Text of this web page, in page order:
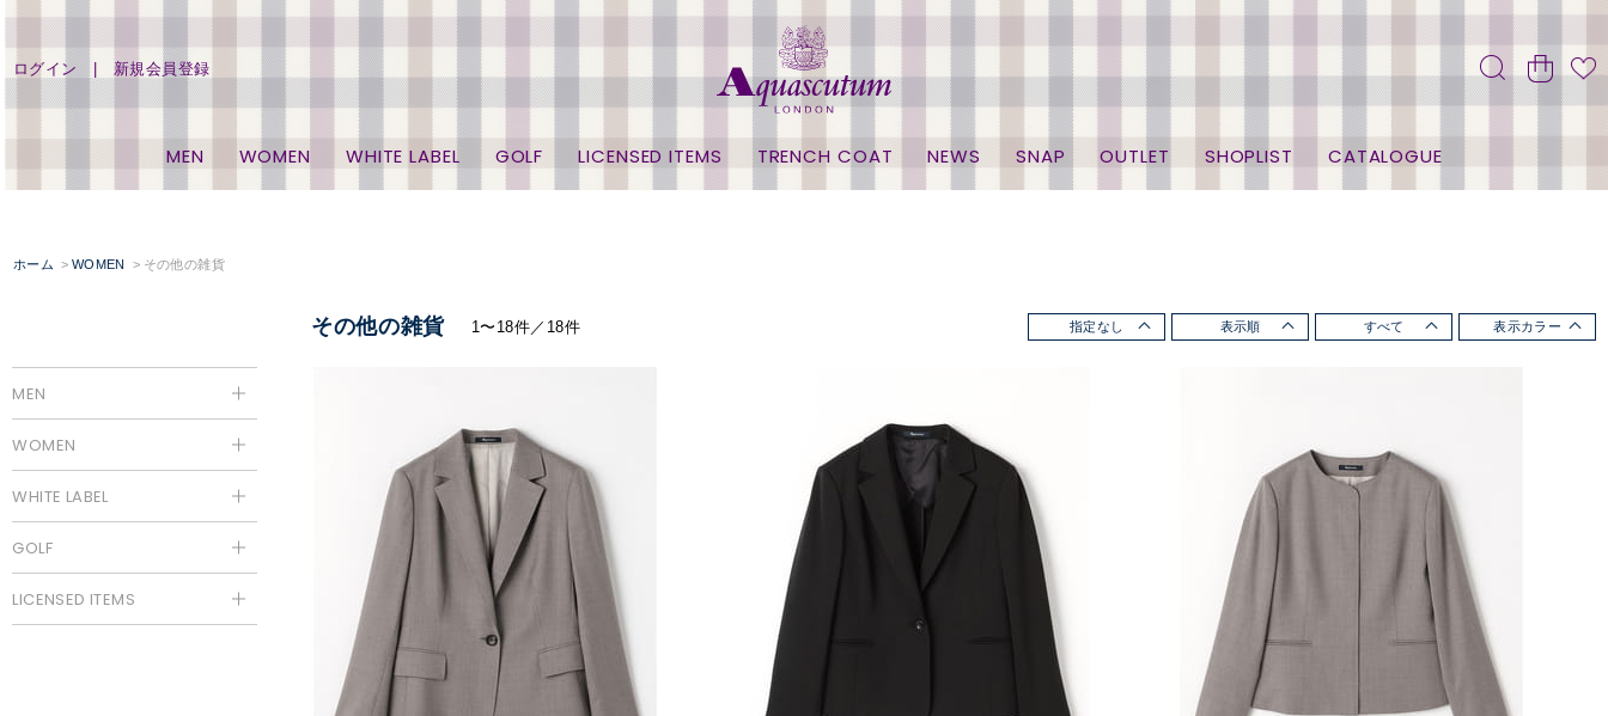
ログイン 新規会員登録
MEN WOMEN WHITE LABEL GOLF LICENSED ITEMS TRENCH COAT NEWS SNAP OUTLET SHOPLIST CATALOGUE
ホーム WOMEN その他の雑貨
その他の雑貨 1〜18件／18件 指定なし 表示順 すべて 表示カラー
MEN
WOMEN
WHITE LABEL
GOLF
LICENSED ITEMS